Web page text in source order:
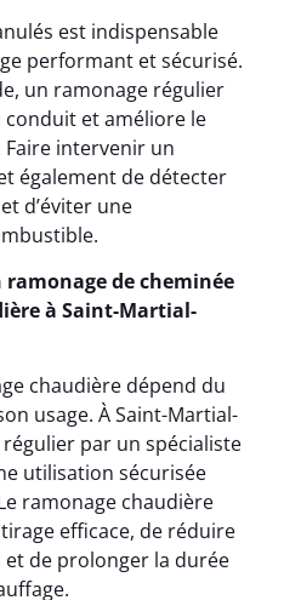
est indispensable
performant et sécurisé.
un ramonage régulier
conduit et améliore le
intervenir un
également de détecter
d’éviter une
de cheminée
à Saint-Martial-
chaudière dépend du
usage. À Saint-Martial-
par un spécialiste
utilisation sécurisée
ramonage chaudière
efficace, de réduire
de prolonger la durée